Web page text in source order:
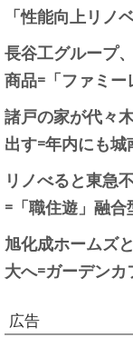
「性能向上リノ
長谷工グループ
商品=「ファミ
諸戸の家が代々
出す=年内にも
リノべると東急
=「職住遊」融
旭化成ホームズ
大へ=ガーデン
広告